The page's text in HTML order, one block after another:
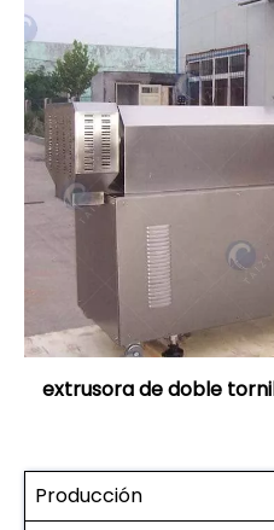
extrusora de doble
Producción